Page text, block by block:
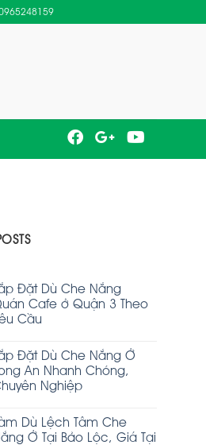
0965248159
Đặt Dù Che Nắng
Cafe ở Quận 3 Theo
Cầu
Đặt Dù Che Nắng Ở
An Nhanh Chóng,
Nghiệp
Dù Lệch Tâm Che
Ở Tại Bảo Lộc, Giá Tại